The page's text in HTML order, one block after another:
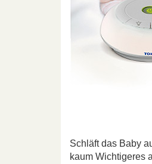
Schläft das Baby
kaum Wichtigeres